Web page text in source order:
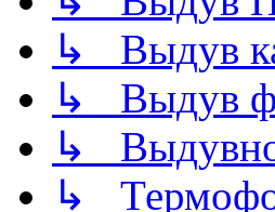
↳ Выдув
↳ Выдув
↳
↳